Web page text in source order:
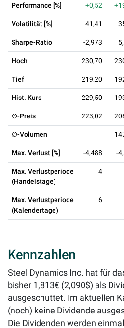
Performance [%] +0,52
Volatilität [%] 41,41
Sharpe-Ratio -2,973
Hoch 230,70
Tief 219,20
Hist. Kurs 229,50
∅-Preis 223,02
∅-Volumen
Max. Verlust [%] -4,488 -
Max. Verlustperiode
(Handelstage)
4
Max. Verlustperiode
(Kalendertage)
6
Kennzahlen
Steel Dynamics Inc. hat für
bisher 1,813€ (2,090$) als
ausgeschüttet. Im aktuellen
(noch) keine Dividende
Die Dividenden werden